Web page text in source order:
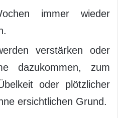
immer wieder
verstärken oder
dazukommen, zum
oder plötzlicher
ersichtlichen Grund.